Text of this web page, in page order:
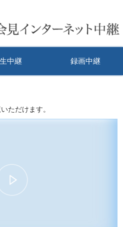
生中継 録画中継
ただけます。